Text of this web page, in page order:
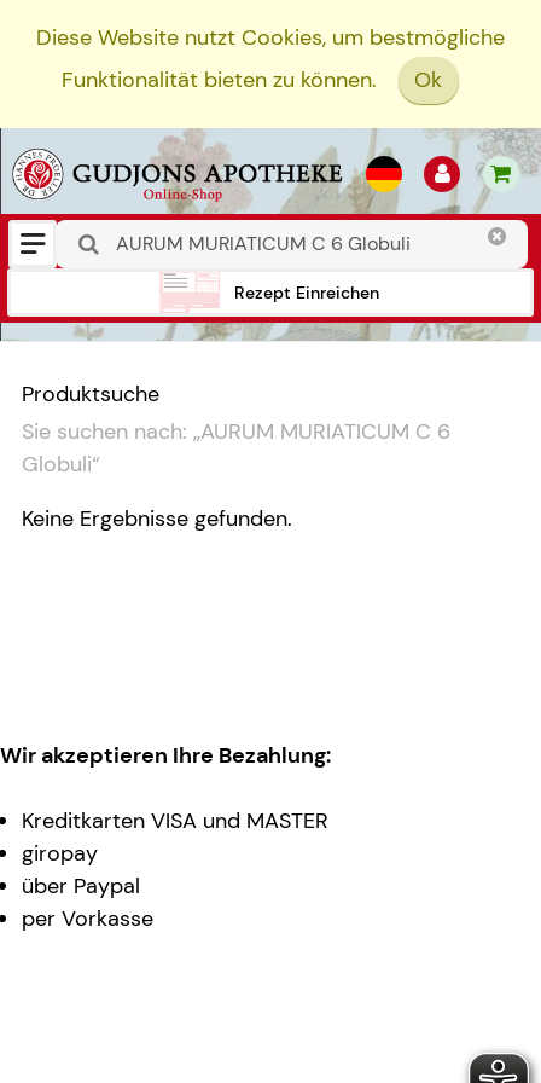
Diese Website nutzt Cookies, um bestmögliche
Funktionalität bieten zu können.
Ok
Rezept Einreichen
Produktsuche
Sie suchen nach: „AURUM MURIATICUM C 6
Globuli“
Keine Ergebnisse gefunden.
Wir akzeptieren Ihre Bezahlung:
Kreditkarten VISA und MASTER
giropay
über Paypal
per Vorkasse